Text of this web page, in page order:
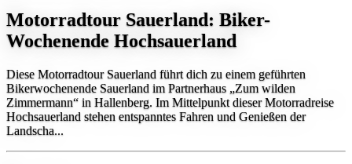
Motorradtour Sauerland: Biker-
Wochenende Hochsauerland
Diese Motorradtour Sauerland führt dich zu einem geführten
Bikerwochenende Sauerland im Partnerhaus „Zum wilden
Zimmermann“ in Hallenberg. Im Mittelpunkt dieser Motorradreise
Hochsauerland stehen entspanntes Fahren und Genießen der
Landscha...